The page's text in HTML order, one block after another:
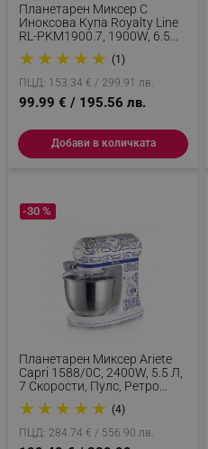
Планетарен Миксер С
Иноксова Купа Royalty Line
RL-PKM1900.7, 1900W, 6.5
Литра, 6 Скорости + Pulse,
Приставки, Черен
★ ★ ★ ★ ★ (1)
ПЦД: 153.34 € / 299.91 лв.
99.99 € / 195.56 лв.
Добави в количката
Планетарен Миксер Ariete
Capri 1588/0C, 2400W, 5.5 Л,
7 Скорости, Пулс, Ретро
Дизайн, Аксесоари, Бял/Син
★ ★ ★ ★ ★ (4)
-30 %
ПЦД: 284.74 € / 556.90 лв.